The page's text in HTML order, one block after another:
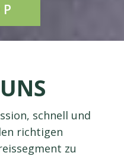
schnell und
richtigen
zu